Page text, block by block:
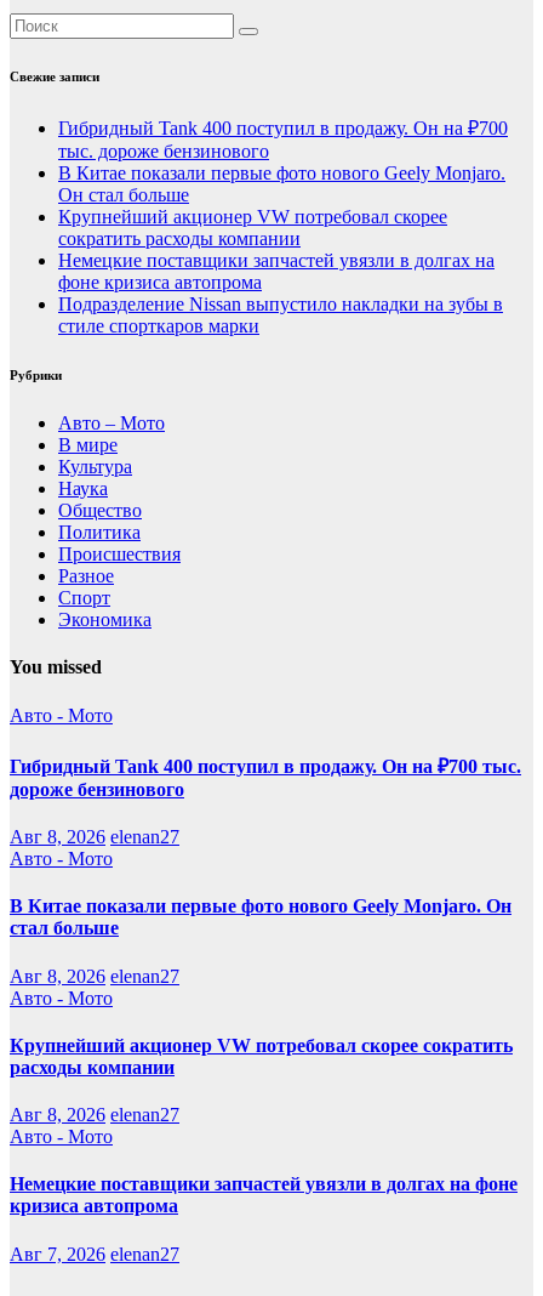
Свежие записи
Гибридный Tank 400 поступил в продажу. Он на ₽700
тыс. дороже бензинового
В Китае показали первые фото нового Geely Monjaro.
Он стал больше
Крупнейший акционер VW потребовал скорее
сократить расходы компании
Немецкие поставщики запчастей увязли в долгах на
фоне кризиса автопрома
Подразделение Nissan выпустило накладки на зубы в
стиле спорткаров марки
Рубрики
Авто – Мото
В мире
Культура
Наука
Общество
Политика
Происшествия
Разное
Спорт
Экономика
You missed
Авто - Мото
Гибридный Tank 400 поступил в продажу. Он на ₽700 тыс.
дороже бензинового
Авг 8, 2026 elenan27
Авто - Мото
В Китае показали первые фото нового Geely Monjaro. Он
стал больше
Авг 8, 2026 elenan27
Авто - Мото
Крупнейший акционер VW потребовал скорее сократить
расходы компании
Авг 8, 2026 elenan27
Авто - Мото
Немецкие поставщики запчастей увязли в долгах на фоне
кризиса автопрома
Авг 7, 2026 elenan27